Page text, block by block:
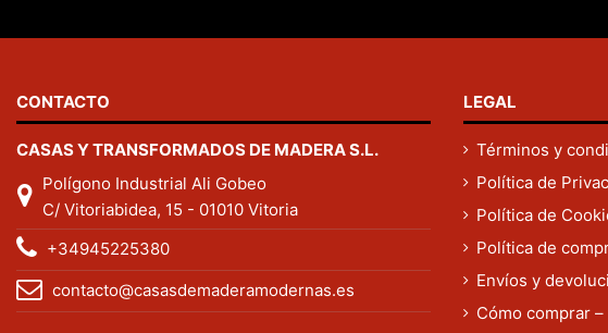
CONTACTO
CASAS Y TRANSFORMADOS DE MADERA S.L.
Polígono Industrial Ali Gobeo
C/ Vitoriabidea, 15 - 01010 Vitoria
+34945225380
contacto@casasdemaderamodernas.es
LEGAL
Términos y
Política de
Política de
Política de
Envíos y
Cómo comprar